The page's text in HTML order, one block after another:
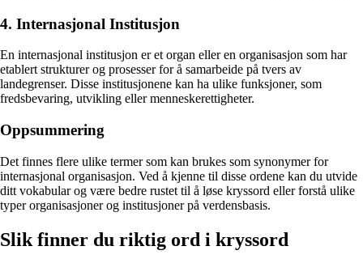
4. Internasjonal Institusjon
En internasjonal institusjon er et organ eller en organisasjon som har
etablert strukturer og prosesser for å samarbeide på tvers av
landegrenser. Disse institusjonene kan ha ulike funksjoner, som
fredsbevaring, utvikling eller menneskerettigheter.
Oppsummering
Det finnes flere ulike termer som kan brukes som synonymer for
internasjonal organisasjon. Ved å kjenne til disse ordene kan du utvide
ditt vokabular og være bedre rustet til å løse kryssord eller forstå ulike
typer organisasjoner og institusjoner på verdensbasis.
Slik finner du riktig ord i kryssord